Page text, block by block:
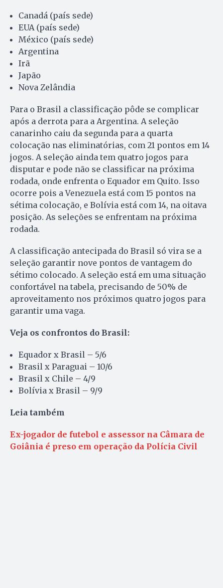
Canadá (país sede)
EUA (país sede)
México (país sede)
Argentina
Irã
Japão
Nova Zelândia
Para o Brasil a classificação pôde se complicar
após a derrota para a Argentina. A seleção
canarinho caiu da segunda para a quarta
colocação nas eliminatórias, com 21 pontos em 14
jogos. A seleção ainda tem quatro jogos para
disputar e pode não se classificar na próxima
rodada, onde enfrenta o Equador em Quito. Isso
ocorre pois a Venezuela está com 15 pontos na
sétima colocação, e Bolívia está com 14, na oitava
posição. As seleções se enfrentam na próxima
rodada.
A classificação antecipada do Brasil só vira se a
seleção garantir nove pontos de vantagem do
sétimo colocado. A seleção está em uma situação
confortável na tabela, precisando de 50% de
aproveitamento nos próximos quatro jogos para
garantir uma vaga.
Veja os confrontos do Brasil:
Equador x Brasil – 5/6
Brasil x Paraguai – 10/6
Brasil x Chile – 4/9
Bolívia x Brasil – 9/9
Leia também
Ex-jogador de futebol e assessor na Câmara de
Goiânia é preso em operação da Polícia Civil